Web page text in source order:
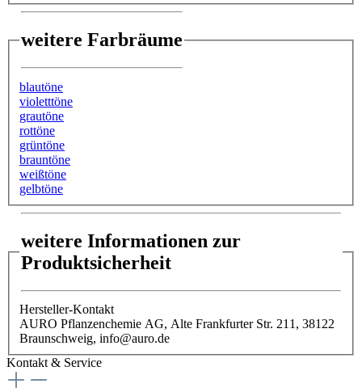
weitere Farbräume
blautöne
violetttöne
grautöne
rottöne
grüntöne
brauntöne
weißtöne
gelbtöne
weitere Informationen zur
Produktsicherheit
Hersteller-Kontakt
AURO Pflanzenchemie AG, Alte Frankfurter Str. 211, 38122
Braunschweig, info@auro.de
Kontakt & Service